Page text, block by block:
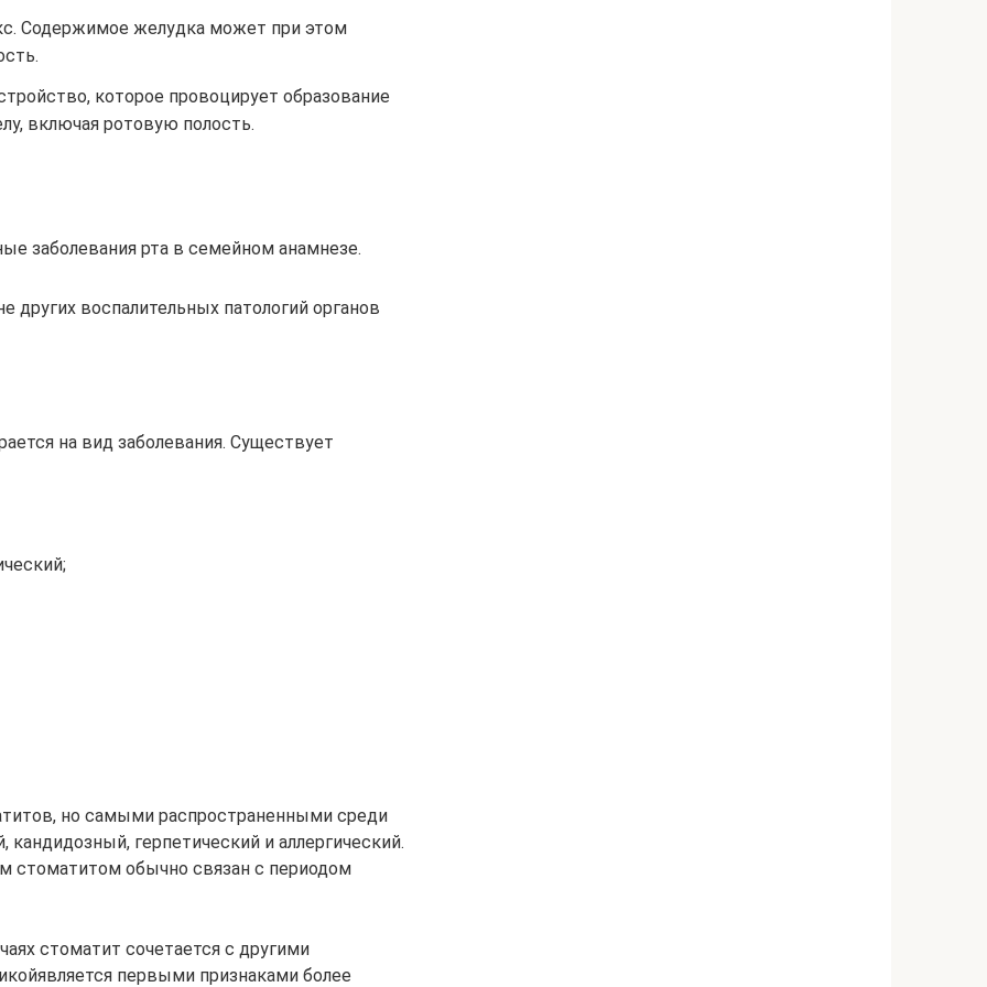
Содержимое желудка может при этом
которое провоцирует образование
включая ротовую полость.
заболевания рта в семейном анамнезе.
других воспалительных патологий органов
на вид заболевания. Существует
но самыми распространенными среди
герпетический и аллергический.
стоматитом обычно связан с периодом
стоматит сочетается с другими
первыми признаками более